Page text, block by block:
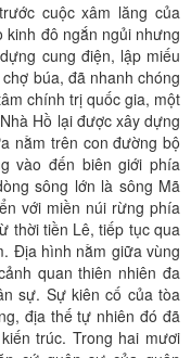
cuộc xâm lăng của
kinh đô ngắn ngủi nhưng
cung điện, lập miếu
búa, đã nhanh chóng
chính trị quốc gia, một
Hồ lại được xây dựng
nằm trên con đường bộ
vào đến biên giới phía
sông lớn là sông Mã
với miền núi rừng phía
thời tiền Lê, tiếp tục qua
Địa hình nằm giữa vùng
quan thiên nhiên đa
sự. Sự kiên cố của tòa
địa thế tự nhiên đó đã
trúc. Trong hai mươi